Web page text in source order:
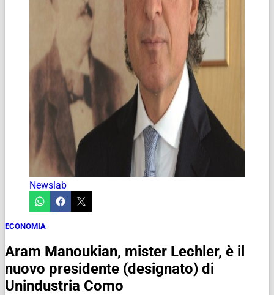
Newslab
ECONOMIA
Aram Manoukian, mister Lechler, è il
nuovo presidente (designato) di
Unindustria Como